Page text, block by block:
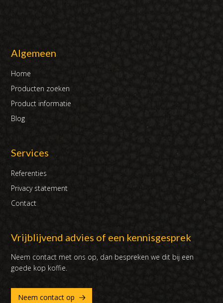
Algemeen
Home
Producten zoeken
Product informatie
Blog
Services
Referenties
Privacy statement
Contact
Vrijblijvend advies of een kennisgesprek
Neem contact met ons op, dan bespreken we dit bij een
goede kop koffie.
Neem contact op